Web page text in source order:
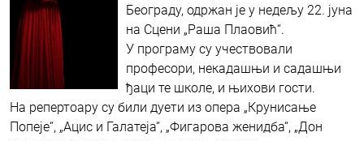
Београду, одржан је у недељу 22. јуна
на Сцени „Раша Плаовић“.
У програму су учествовали
професори, некадашњи и садашњи
ђаци те школе, и њихови гости.
На репертоару су били дуети из опера „Крунисање
Попеје“, „Ацис и Галатеја“, „Фигарова женидба“, „Дон